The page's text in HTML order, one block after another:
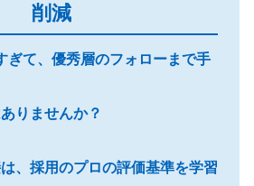
削減
ぎて、優秀層のフォローまで手
りませんか？
、採用のプロの評価基準を学習